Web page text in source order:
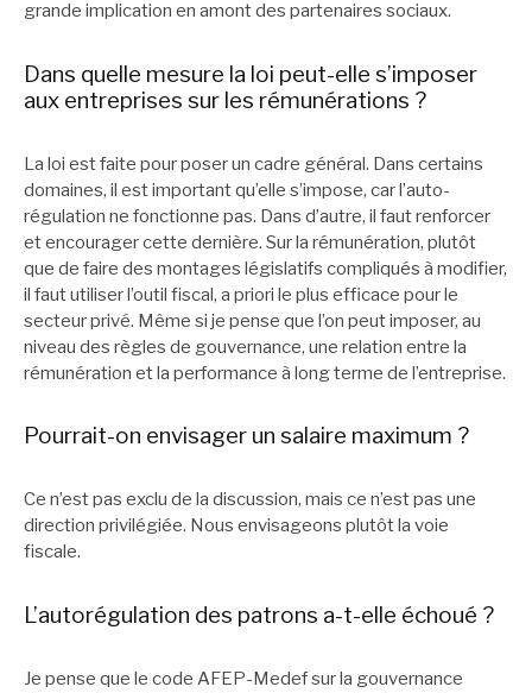
grande implication en amont des partenaires sociaux.
Dans quelle mesure la loi peut-elle s’imposer
aux entreprises sur les rémunérations ?
La loi est faite pour poser un cadre général. Dans certains
domaines, il est important qu’elle s’impose, car l’auto-
régulation ne fonctionne pas. Dans d’autre, il faut renforcer
et encourager cette dernière. Sur la rémunération, plutôt
que de faire des montages législatifs compliqués à modifier,
il faut utiliser l’outil fiscal, a priori le plus efficace pour le
secteur privé. Même si je pense que l’on peut imposer, au
niveau des règles de gouvernance, une relation entre la
rémunération et la performance à long terme de l’entreprise.
Pourrait-on envisager un salaire maximum ?
Ce n’est pas exclu de la discussion, mais ce n’est pas une
direction privilégiée. Nous envisageons plutôt la voie
fiscale.
L’autorégulation des patrons a-t-elle échoué ?
Je pense que le code AFEP-Medef sur la gouvernance